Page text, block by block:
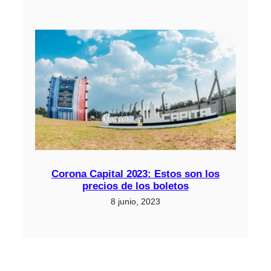
Corona Capital 2023: Estos son los
precios de los boletos
8 junio, 2023